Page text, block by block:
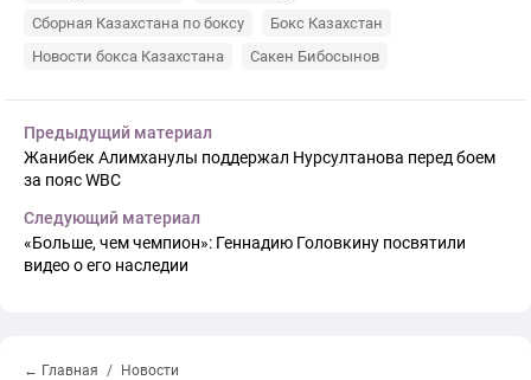
Сборная Казахстана по боксу
Бокс Казахстан
Новости бокса Казахстана
Сакен Бибосынов
Предыдущий материал
Жанибек Алимханулы поддержал Нурсултанова перед боем
за пояс WBC
Следующий материал
«Больше, чем чемпион»: Геннадию Головкину посвятили
видео о его наследии
← Главная Новости